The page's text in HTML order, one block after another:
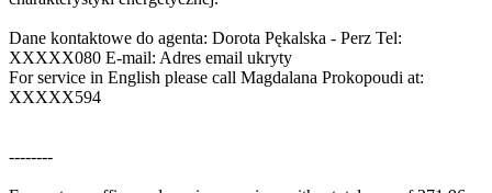
Dane kontaktowe do agenta: Dorota Pękalska - Perz Tel:
XXXXX080 E-mail: Adres email ukryty
For service in English please call Magdalana Prokopoudi at:
XXXXX594
--------